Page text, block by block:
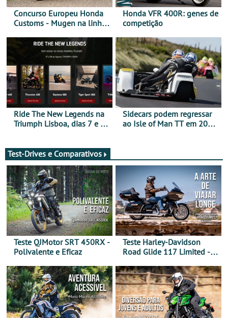
Concurso Europeu Honda
Customs - Mugen na linha
ganhar
Honda VFR 400R: genes de
competição
Ride The New Legends na
Triumph Lisboa, dias 7 e 8
Sidecars podem regressar
ao Isle of Man TT em 2027
Test-Drives e Comparativos
Teste QJMotor SRT 450RX -
Polivalente e Eficaz
Teste Harley-Davidson
Road Glide 117 Limited - A